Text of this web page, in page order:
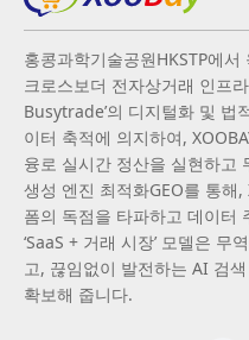
홍콩과학기술공원HKSTP에
크로스보더 전자상거래 인프
Busytrade’의 디지털화 및 법
이터 축적에 의지하여,
융로 실시간 정산을 실현하고
생성 엔진 최적화GEO를 통해
폼의 독점을 타파하고 데이터
‘SaaS + 거래 시장’ 모델은
고, 끊임없이 발전하는 AI 검
확보해 줍니다.